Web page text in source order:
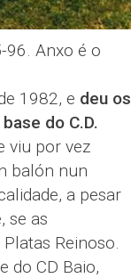
96. Anxo é o
1982, e deu os
do C.D.
viu por vez
balón nun
a pesar
se as
Reinoso.
do CD Baio,